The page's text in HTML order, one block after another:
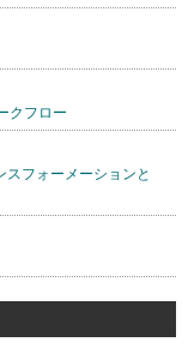
クフロー
フォーメーションと